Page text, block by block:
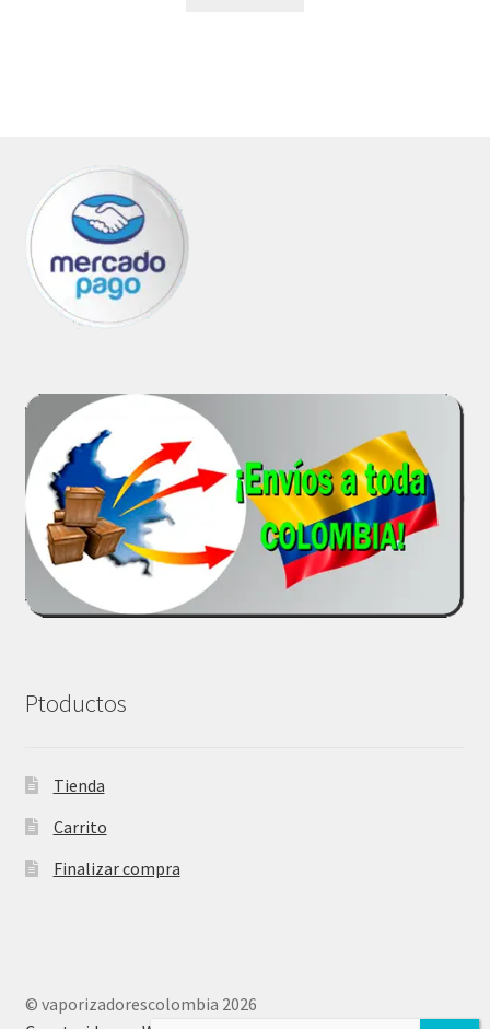
Ptoductos
Tienda
Carrito
Finalizar compra
© vaporizadorescolombia 2026